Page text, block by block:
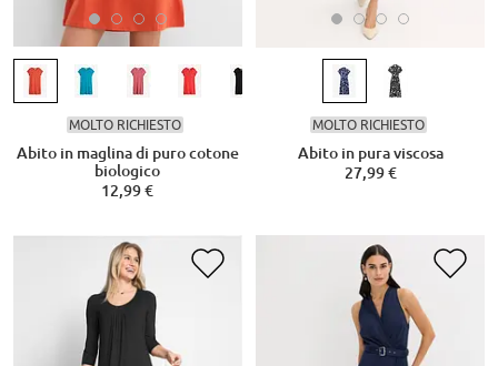
MOLTO RICHIESTO
Abito in maglina di puro cotone
biologico
12,99 €
MOLTO RICHIESTO
Abito in pura viscosa
27,99 €